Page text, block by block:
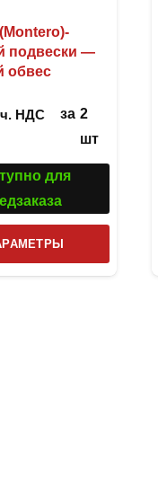
подвески —
обвес
НДС
за 2
шт
для
товар